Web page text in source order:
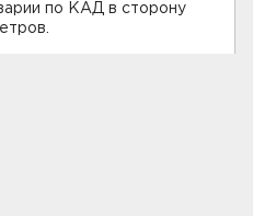
по КАД в сторону